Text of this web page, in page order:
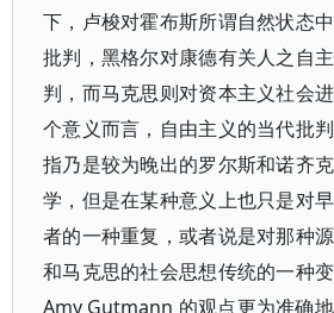
下，卢梭对霍布斯所谓自然状态
批判，黑格尔对康德有关人之自
判，而马克思则对资本主义社会
个意义而言，自由主义的当代批
指乃是较为晚出的罗尔斯和诺齐
学，但是在某种意义上也只是对
者的一种重复，或者说是对那种
和马克思的社会思想传统的一种
Amy Gutmann 的观点更为准确